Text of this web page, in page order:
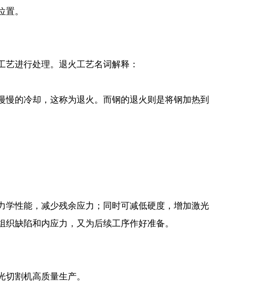
。
进行处理。退火工艺名词解释：
的冷却，这称为退火。而钢的退火则是将钢加热到
性能，减少残余应力；同时可减低硬度，增加激光
缺陷和内应力，又为后续工序作好准备。
割机高质量生产。